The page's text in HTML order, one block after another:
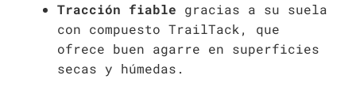
Tracción fiable gracias a su suela
con compuesto TrailTack, que
ofrece buen agarre en superficies
secas y húmedas.